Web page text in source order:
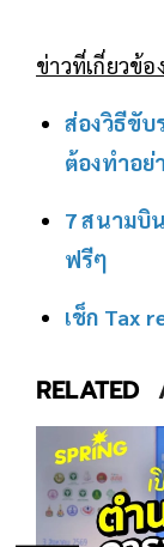
ข่าวที่เกี่ยวข้อง
ส่องวิธีขับ
ต้องทำอย่
7 สนามบิ
ฟรีๆ
เช็ก Tax
RELATED